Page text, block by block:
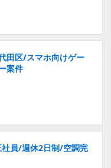
田区/スマホ向けゲー
案件
員/週休2日制/空調完